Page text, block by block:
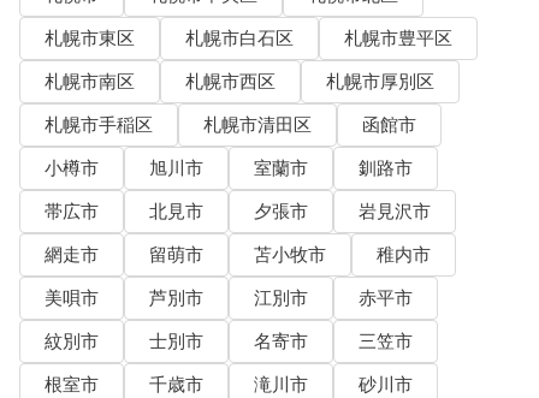
札幌市東区
札幌市白石区
札幌市豊平区
札幌市南区
札幌市西区
札幌市厚別区
札幌市手稲区
札幌市清田区
函館市
小樽市
旭川市 室蘭市
釧路市
帯広市
北見市 夕張市
岩見沢市
網走市
留萌市 苫小牧市
稚内市
美唄市
芦別市 江別市
赤平市
紋別市
士別市 名寄市
三笠市
根室市
千歳市 滝川市
砂川市